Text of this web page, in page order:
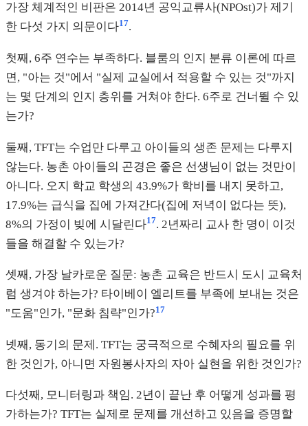
가장 체계적인 비판은 2014년 공익교류사(NPOst)가 제기
한 다섯 가지 의문이다17.
첫째, 6주 연수는 부족하다. 블룸의 인지 분류 이론에 따르
면, "아는 것"에서 "실제 교실에서 적용할 수 있는 것"까지
는 몇 단계의 인지 층위를 거쳐야 한다. 6주로 건너뛸 수 있
는가?
둘째, TFT는 수업만 다루고 아이들의 생존 문제는 다루지
않는다. 농촌 아이들의 곤경은 좋은 선생님이 없는 것만이
아니다. 오지 학교 학생의 43.9%가 학비를 내지 못하고,
17.9%는 급식을 집에 가져간다(집에 저녁이 없다는 뜻),
8%의 가정이 빚에 시달린다17. 2년짜리 교사 한 명이 이것
들을 해결할 수 있는가?
셋째, 가장 날카로운 질문: 농촌 교육은 반드시 도시 교육처
럼 생겨야 하는가? 타이베이 엘리트를 부족에 보내는 것은
"도움"인가, "문화 침략"인가?17
넷째, 동기의 문제. TFT는 궁극적으로 수혜자의 필요를 위
한 것인가, 아니면 자원봉사자의 자아 실현을 위한 것인가?
다섯째, 모니터링과 책임. 2년이 끝난 후 어떻게 성과를 평
가하는가? TFT는 실제로 문제를 개선하고 있음을 증명할